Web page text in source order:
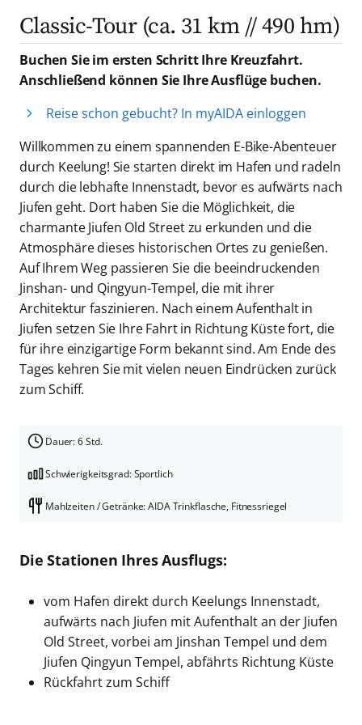
Classic-Tour (ca. 31 km // 490 hm)
Buchen Sie im ersten Schritt Ihre Kreuzfahrt.
Anschließend können Sie Ihre Ausflüge buchen.
Reise schon gebucht? In myAIDA einloggen
Willkommen zu einem spannenden E-Bike-Abenteuer
durch Keelung! Sie starten direkt im Hafen und radeln
durch die lebhafte Innenstadt, bevor es aufwärts nach
Jiufen geht. Dort haben Sie die Möglichkeit, die
charmante Jiufen Old Street zu erkunden und die
Atmosphäre dieses historischen Ortes zu genießen.
Auf Ihrem Weg passieren Sie die beeindruckenden
Jinshan- und Qingyun-Tempel, die mit ihrer
Architektur faszinieren. Nach einem Aufenthalt in
Jiufen setzen Sie Ihre Fahrt in Richtung Küste fort, die
für ihre einzigartige Form bekannt sind. Am Ende des
Tages kehren Sie mit vielen neuen Eindrücken zurück
zum Schiff.
Dauer: 6 Std.
Schwierigkeitsgrad: Sportlich
Mahlzeiten / Getränke: AIDA Trinkflasche, Fitnessriegel
Die Stationen Ihres Ausflugs:
vom Hafen direkt durch Keelungs Innenstadt,
aufwärts nach Jiufen mit Aufenthalt an der Jiufen
Old Street, vorbei am Jinshan Tempel und dem
Jiufen Qingyun Tempel, abfährts Richtung Küste
Rückfahrt zum Schiff